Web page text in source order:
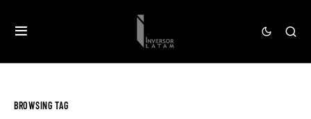
BROWSING TAG